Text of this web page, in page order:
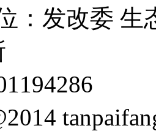
：发改委 生